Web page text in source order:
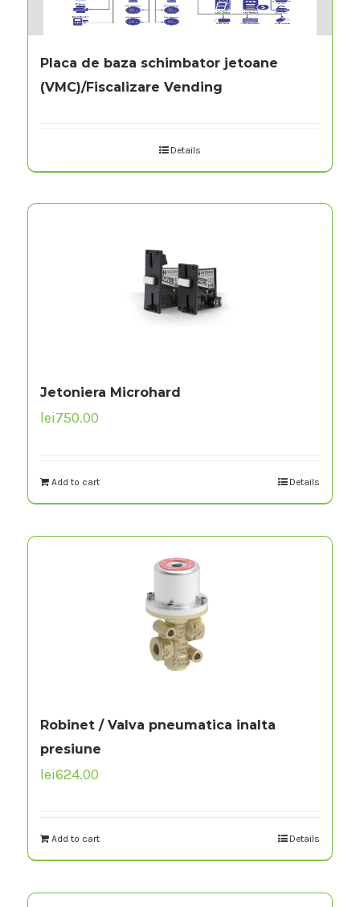
Placa de baza schimbator jetoane
(VMC)/Fiscalizare Vending
Details
Jetoniera Microhard
lei750.00
Add to cart Details
Robinet / Valva pneumatica inalta
presiune
lei624.00
Add to cart Details